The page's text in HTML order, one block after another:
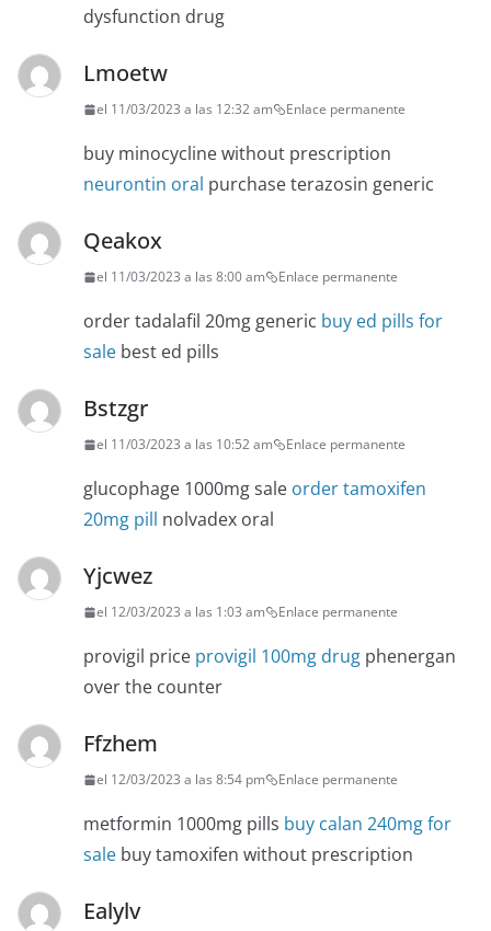
dysfunction drug
Lmoetw
el 11/03/2023 a las 12:32 am Enlace permanente
buy minocycline without prescription
neurontin oral purchase terazosin generic
Qeakox
el 11/03/2023 a las 8:00 am Enlace permanente
order tadalafil 20mg generic buy ed pills for
sale best ed pills
Bstzgr
el 11/03/2023 a las 10:52 am Enlace permanente
glucophage 1000mg sale order tamoxifen
20mg pill nolvadex oral
Yjcwez
el 12/03/2023 a las 1:03 am Enlace permanente
provigil price provigil 100mg drug phenergan
over the counter
Ffzhem
el 12/03/2023 a las 8:54 pm Enlace permanente
metformin 1000mg pills buy calan 240mg for
sale buy tamoxifen without prescription
Ealylv